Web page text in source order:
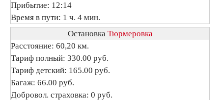
Прибытие: 12:14
Время в пути: 1 ч. 4 мин.
Остановка Тюрмеровка
Расстояние: 60,20 км.
Тариф полный: 330.00 руб.
Тариф детский: 165.00 руб.
Багаж: 66.00 руб.
Добровол. страховка: 0 руб.